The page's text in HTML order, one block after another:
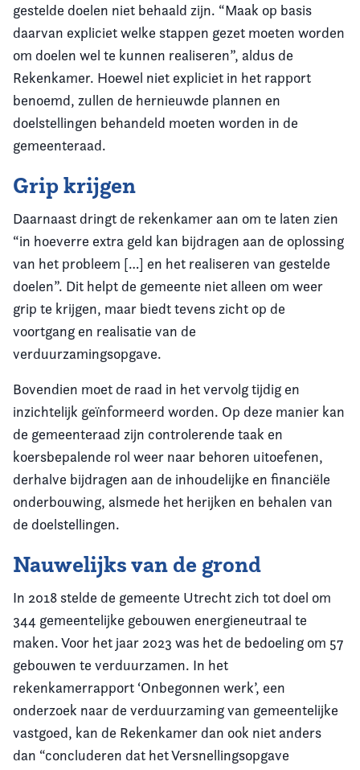
gestelde doelen niet behaald zijn. “Maak op basis
daarvan expliciet welke stappen gezet moeten worden
om doelen wel te kunnen realiseren”, aldus de
Rekenkamer. Hoewel niet expliciet in het rapport
benoemd, zullen de hernieuwde plannen en
doelstellingen behandeld moeten worden in de
gemeenteraad.
Grip krijgen
Daarnaast dringt de rekenkamer aan om te laten zien
“in hoeverre extra geld kan bijdragen aan de oplossing
van het probleem […] en het realiseren van gestelde
doelen”. Dit helpt de gemeente niet alleen om weer
grip te krijgen, maar biedt tevens zicht op de
voortgang en realisatie van de
verduurzamingsopgave.
Bovendien moet de raad in het vervolg tijdig en
inzichtelijk geïnformeerd worden. Op deze manier kan
de gemeenteraad zijn controlerende taak en
koersbepalende rol weer naar behoren uitoefenen,
derhalve bijdragen aan de inhoudelijke en financiële
onderbouwing, alsmede het herijken en behalen van
de doelstellingen.
Nauwelijks van de grond
In 2018 stelde de gemeente Utrecht zich tot doel om
344 gemeentelijke gebouwen energieneutraal te
maken. Voor het jaar 2023 was het de bedoeling om 57
gebouwen te verduurzamen. In het
rekenkamerrapport ‘Onbegonnen werk’, een
onderzoek naar de verduurzaming van gemeentelijke
vastgoed, kan de Rekenkamer dan ook niet anders
dan “concluderen dat het Versnellingsopgave